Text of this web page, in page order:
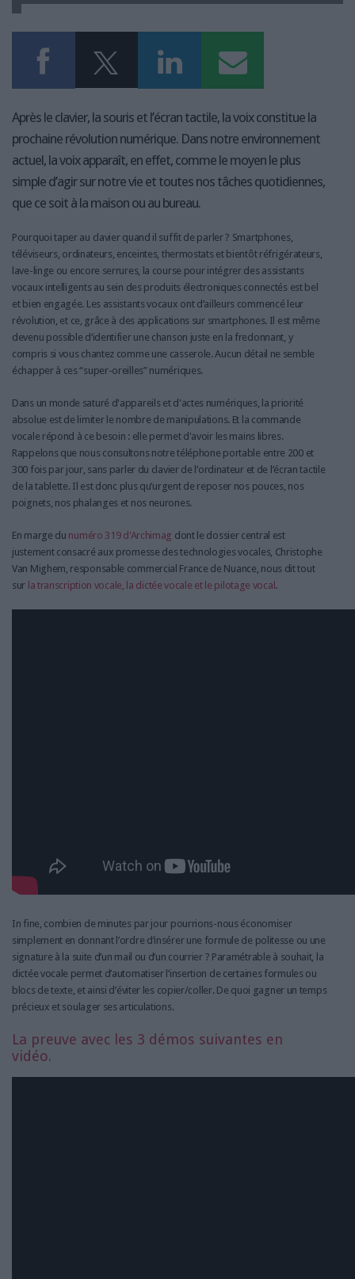
Après le clavier, la souris et l’écran tactile, la voix constitue la
prochaine révolution numérique. Dans notre environnement
actuel, la voix apparaît, en effet, comme le moyen le plus
simple d’agir sur notre vie et toutes nos tâches quotidiennes,
que ce soit à la maison ou au bureau.
Pourquoi taper au clavier quand il suffit de parler ? Smartphones,
téléviseurs, ordinateurs, enceintes, thermostats et bientôt réfrigérateurs,
lave-linge ou encore serrures, la course pour intégrer des assistants
vocaux intelligents au sein des produits électroniques connectés est bel
et bien engagée. Les assistants vocaux ont d’ailleurs commencé leur
révolution, et ce, grâce à des applications sur smartphones. Il est même
devenu possible d’identifier une chanson juste en la fredonnant, y
compris si vous chantez comme une casserole. Aucun détail ne semble
échapper à ces “super-oreilles” numériques.
Dans un monde saturé d'appareils et d'actes numériques, la priorité
absolue est de limiter le nombre de manipulations. Et la commande
vocale répond à ce besoin : elle permet d'avoir les mains libres.
Rappelons que nous consultons notre téléphone portable entre 200 et
300 fois par jour, sans parler du clavier de l’ordinateur et de l’écran tactile
de la tablette. Il est donc plus qu’urgent de reposer nos pouces, nos
poignets, nos phalanges et nos neurones.
En marge du numéro 319 d'Archimag dont le dossier central est
justement consacré aux promesse des technologies vocales, Christophe
Van Mighem, responsable commercial France de Nuance, nous dit tout
sur la transcription vocale, la dictée vocale et le pilotage vocal.
In fine, combien de minutes par jour pourrions-nous économiser
simplement en donnant l’ordre d’insérer une formule de politesse ou une
signature à la suite d’un mail ou d’un courrier ? Paramétrable à souhait, la
dictée vocale permet d’automatiser l’insertion de certaines formules ou
blocs de texte, et ainsi d’éviter les copier/coller. De quoi gagner un temps
précieux et soulager ses articulations.
La preuve avec les 3 démos suivantes en
vidéo.